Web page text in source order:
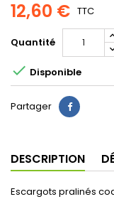
12,60 € TTC
Quantité
 Disponible
Partager
DESCRIPTION
Escargots pralinés